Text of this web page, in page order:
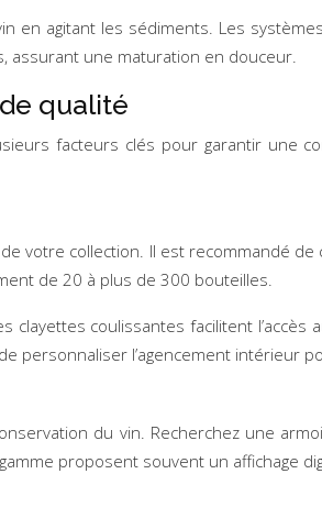
en agitant les sédiments. Les
assurant une maturation en douceur.
qualité
facteurs clés pour garantir une
votre collection. Il est recommandé
de 20 à plus de 300 bouteilles.
coulissantes facilitent
personnaliser l’agencement intérieur
du vin. Recherchez une
proposent souvent un affichage